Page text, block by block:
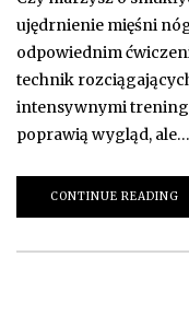
ujędrnienie mięśni
odpowiednim
technik
intensywnymi
poprawią wygląd, ale…
CONTINUE READING